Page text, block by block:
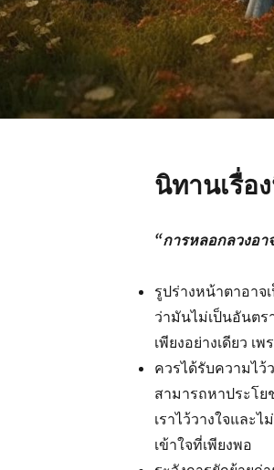
นิทานเรื่อ
“การหลอกลวงอา
รูปร่างหน้าตาอาจ
ว่ามันไม่เป็นอันต
เพียงอย่างเดียว เ
ควรได้รับความไ
สามารถหาประโ
เราไว้วางใจและ
เข้าใจที่เพียงพอ